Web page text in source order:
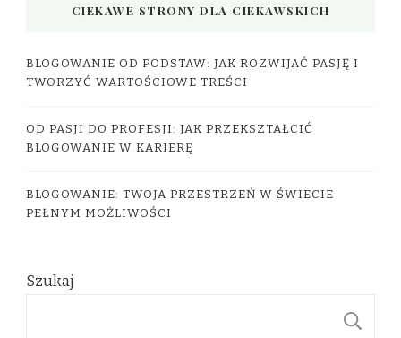
CIEKAWE STRONY DLA CIEKAWSKICH
BLOGOWANIE OD PODSTAW: JAK ROZWIJAĆ PASJĘ I
TWORZYĆ WARTOŚCIOWE TREŚCI
OD PASJI DO PROFESJI: JAK PRZEKSZTAŁCIĆ
BLOGOWANIE W KARIERĘ
BLOGOWANIE: TWOJA PRZESTRZEŃ W ŚWIECIE
PEŁNYM MOŻLIWOŚCI
Szukaj